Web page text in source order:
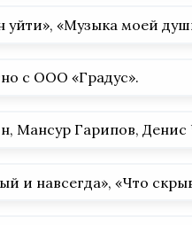
«Музыка моей
с ООО «Градус».
Мансур Гарипов, Денис
и навсегда», «Что